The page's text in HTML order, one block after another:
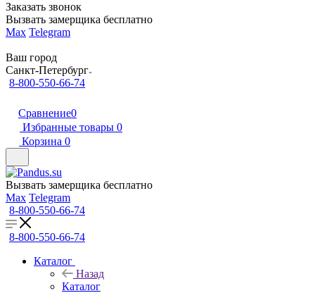
Заказать звонок
Вызвать замерщика бесплатно
Max Telegram
Ваш город
Санкт-Петербург
8-800-550-66-74
Сравнение0
Избранные товары 0
Корзина 0
Вызвать замерщика бесплатно
Max Telegram
8-800-550-66-74
8-800-550-66-74
Каталог
Назад
Каталог